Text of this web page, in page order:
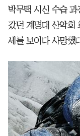
박무택 시신 수습 과
갔던 계명대 산악회
세를 보이다 사망했